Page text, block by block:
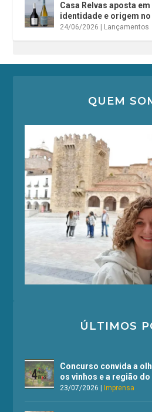
Casa Relvas aposta
identidade e origem
24/06/2026 Lançamentos
QUEM
ÚLTIMOS
Concurso convida a
os vinhos e a região do
23/07/2026 |Imprensa